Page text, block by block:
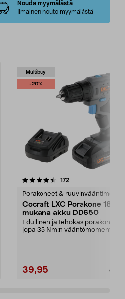
Nouda myymälästä
Ilmainen nouto myymälästä
Multibuy
-20%
172
Porakoneet & ruuvinvääntimet
Cocraft LXC Porakone 18 V,
mukana akku DD650
Edullinen ja tehokas porakone
jopa 35 Nm:n vääntömomentilla.
39,95 49,95
4.5 viidestä